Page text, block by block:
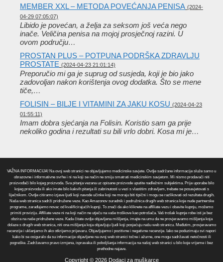
MEMBER XXL – METODA POVEĆANJA PENISA (2024-
04-29 07:05:07)
Libido je povećan, a želja za seksom još veća nego
inače. Veličina penisa na mojoj prosječnoj razini. U
ovom području…
PROSTAN PLUS – POTPUNA PODRŠKA ZDRAVLJU
PROSTATE (2024-04-23 21:01:14)
Preporučio mi ga je suprug od susjeda, koji je bio jako
zadovoljan nakon korištenja ovog dodatka. Što se mene
tiče,…
FOLISIN – BILJE I VITAMINI ZA JAKU KOSU (2024-04-23
01:55:11)
Imam dobra sjećanja na Folisin. Koristio sam ga prije
nekoliko godina i rezultati su bili vrlo dobri. Kosa mi je…
VAŽNA INFORMACIJA! Na ovoj web stranici ne objavljujemo medicinske savjete. Ovdje sadržane informacije služe samo u
obrazovne i informativne svrhe i ni na koji se način ne smiju smatrati medicinskim savjetom. Mi nismo prodavači niti
proizvođači bilo kojeg proizvoda. Sva pitanja vezana uz opisane proizvode uputite nadležnim subjektima. Prije uporabe bilo
kojeg proizvoda ili ako imate bilo kakvih pitanja ili zabrinutosti u vezi s vlastitim zdravljem, trebate se posavjetovati s
liječnikom. Ovdje citiramo izjave ljudi koji navode učinke koji ne moraju biti tipični i mogu se razlikovati od rezultata drugih.
Naša web stranica sadrži pridružene veze. Kao Amazonov suradnik i podružnica drugih web stranica koje nude partnerske
programe, zarađujemo novac od kvalificirajućih kupnji. To znači da ako kliknete na affiliate vezu i obavite kupnju, možemo
primiti proviziju. Affiliate veze ni na koji način ne utječu na vaše troškove kao potrošača. Vaš trošak kupnje robe isti je bez
obzira na naše pridružene veze. Kada čitate ovdje objavljena mišljenja, imajte na umu da ne provjeravamo mišljenja koja
dolaze s drugih web stranica, niti ona mišljenja koja objavljuju ljudi koji posjećuju našu web stranicu. Međutim, provjeravamo
recenzije i uklanjamo ih ako otkrijemo prijevaru. Objavljujemo i pozitivne i negativne recenzije. Iako se poduzimaju svi napori
kako bi se osiguralo da su informacije objavljene na ovoj web stranici točne i ažurne, one mogu sadržavati netočnosti ili
pogreške. Zadržavamo pravo izmjena, ispravaka ili poboljšanja informacija na našoj web stranici u bilo koje vrijeme i bez
prethodne najave.
Copyright © 2026 Dodaci za muškarce